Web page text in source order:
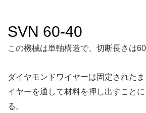
プSVN 60-40
この機械は単軸構造で、切断長さは
ダイヤモンドワイヤーは固定された
イヤーを通して材料を押し出すこと
る。